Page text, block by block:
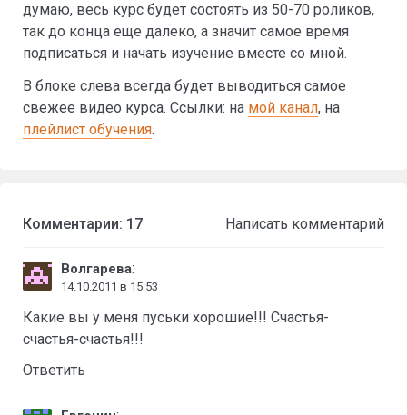
думаю, весь курс будет состоять из 50-70 роликов,
так до конца еще далеко, а значит самое время
подписаться и начать изучение вместе со мной.
В блоке слева всегда будет выводиться самое
свежее видео курса. Ссылки: на мой канал, на
плейлист обучения.
Комментарии: 17 Написать комментарий
Волгарева:
14.10.2011 в 15:53
Какие вы у меня пуськи хорошие!!! Счастья-
счастья-счастья!!!
Ответить